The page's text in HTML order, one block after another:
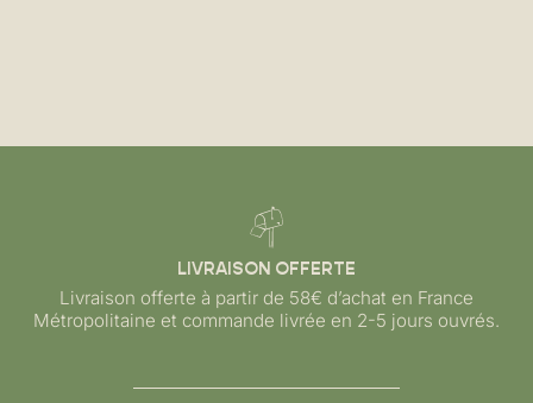
LIVRAISON OFFERTE
Livraison offerte à partir de 58€ d’achat en France
Métropolitaine et commande livrée en 2-5 jours ouvrés.